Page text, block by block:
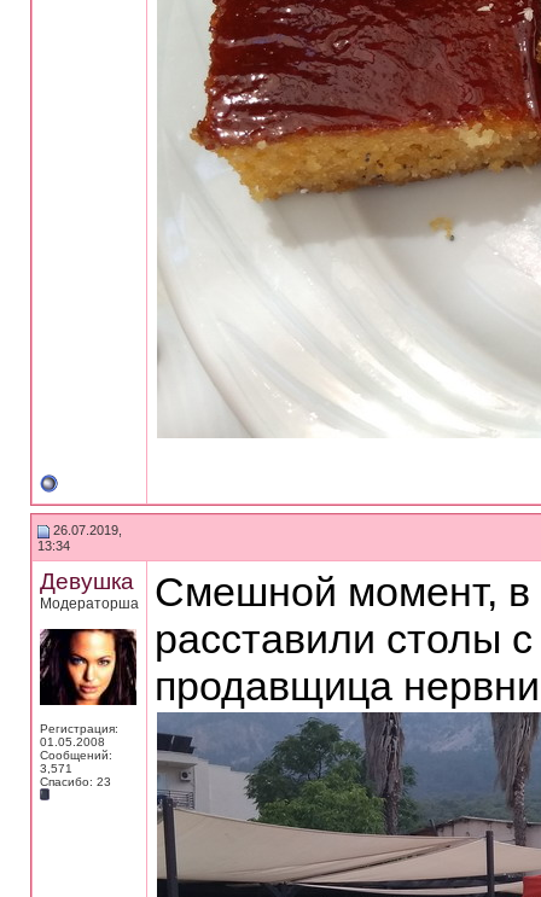
26.07.2019,
13:34
Девушка
Модераторша
Регистрация:
01.05.2008
Сообщений:
3,571
Спасибо: 23
Смешной момент, в
расставили столы
продавщица